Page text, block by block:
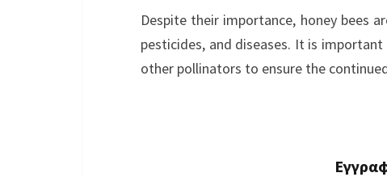
Despite their importance, honey bees
pesticides, and diseases. It is
other pollinators to ensure the